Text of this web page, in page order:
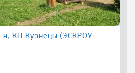
н, КП Кузнецы (ЭСКРОУ